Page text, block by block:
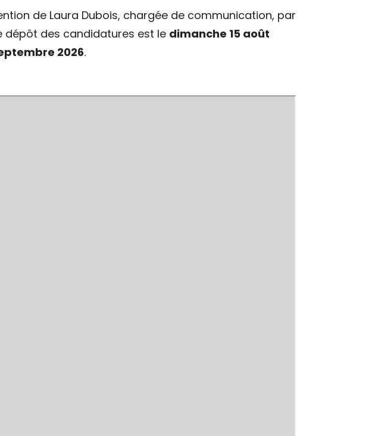
de Laura Dubois, chargée de communication, par
dépôt des candidatures est le dimanche 15 août
2026.